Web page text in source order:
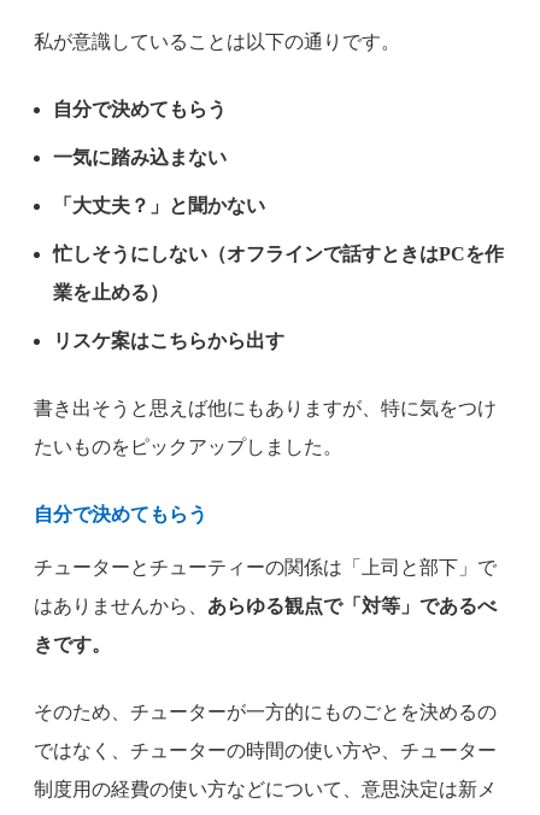
私が意識していることは以下の通りです。
自分で決めてもらう
一気に踏み込まない
「大丈夫？」と聞かない
忙しそうにしない（オフラインで話すときはPCを作
業を止める）
リスケ案はこちらから出す
書き出そうと思えば他にもありますが、特に気をつけ
たいものをピックアップしました。
自分で決めてもらう
チューターとチューティーの関係は「上司と部下」で
はありませんから、 あらゆる観点で「対等」であるべ
きです。
そのため、チューターが一方的にものごとを決めるの
ではなく、チューターの時間の使い方や、チューター
制度用の経費の使い方などについて、意思決定は新メ